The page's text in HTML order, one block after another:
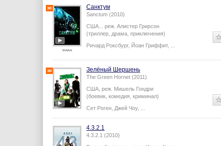
Санктум
Sanctum (2010)
США... реж. Алистер Грирсон
(триллер, драма, приключения)
Ричард Роксбург, Йоан Гриффит,
Зелёный Шершень
The Green Hornet (2011)
США, реж. Мишель Гондри
(боевик, комедия, криминал)
Сет Роген Джей Чоу,
4.3.2.1
4.3.2.1 (2010)